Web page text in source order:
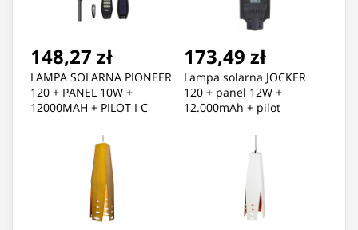
148,27 zł
LAMPA SOLARNA PIONEER
120 + PANEL 10W +
12000MAH + PILOT I C
173,49 zł
Lampa solarna JOCKER
120 + panel 12W +
12.000mAh + pilot